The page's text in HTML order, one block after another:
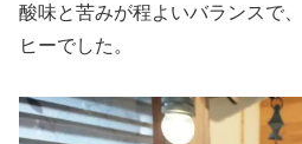
酸味と苦みが程よいバランスで
ヒーでした。